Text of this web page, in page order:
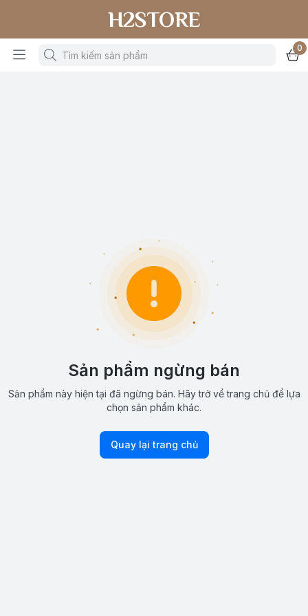
H2STORE
0
Sản phẩm ngừng bán
Sản phẩm này hiện tại đã ngừng bán. Hãy trở về trang chủ để lựa
chọn sản phẩm khác.
Quay lại trang chủ